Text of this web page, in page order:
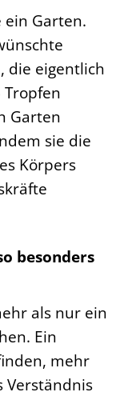
ein Garten.
die eigentlich
Garten
sie die
Körpers
besonders
als nur ein
Ein
mehr
Verständnis